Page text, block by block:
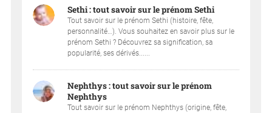
Sethi : tout savoir sur le prénom Sethi
Tout savoir sur le prénom Sethi (histoire, fête,
personnalité…). Vous souhaitez en savoir plus sur le
prénom Sethi ? Découvrez sa signification, sa
popularité, ses dérivés......
Nephthys : tout savoir sur le prénom
Nephthys
Tout savoir sur le prénom Nephthys (origine, fête,